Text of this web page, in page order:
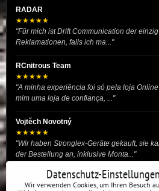
RADAR
★★★★★
"Für mich ist Drift Communication der
Reklamationen, falls ich ma..."
RCnitrous Team
★★★★★
"A minha experiência foi só pela loja
mim uma loja de confiança, ..."
Vojtěch Novotný
★★★★★
"Wir haben Stronglex-Geräte gekauft, sie
der Bestellung an, inklusive Monta..."
josef helmich
★★★★★
Datenschutz-Einstellungen
Wir verwenden Cookies, um Ihren Besuch